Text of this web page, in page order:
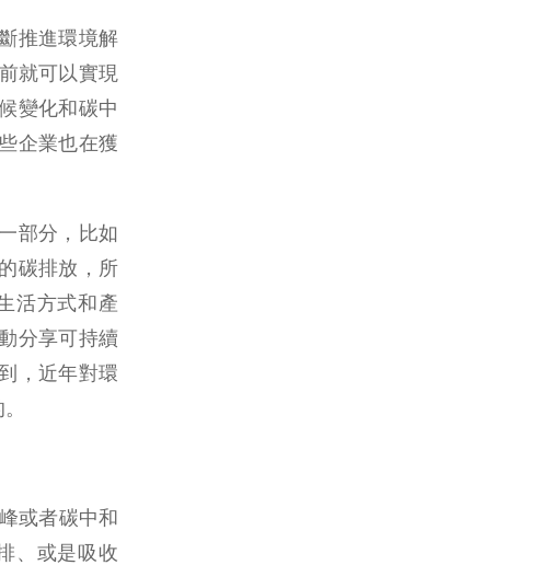
推進環境解
就可以實現
變化和碳中
企業也在獲
部分，比如
碳排放，所
活方式和產
分享可持續
，近年對環
或者碳中和
、或是吸收